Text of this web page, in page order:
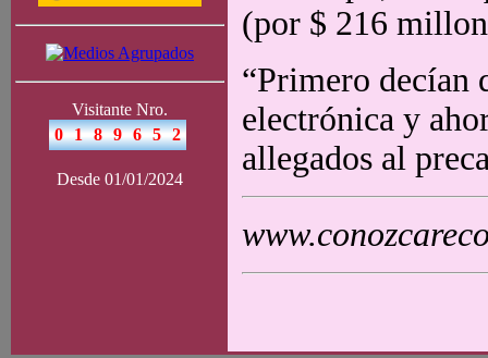
Visitante Nro.
Desde 01/01/2024
(por $ 216
“Primero decían
electrónica y
allegados al